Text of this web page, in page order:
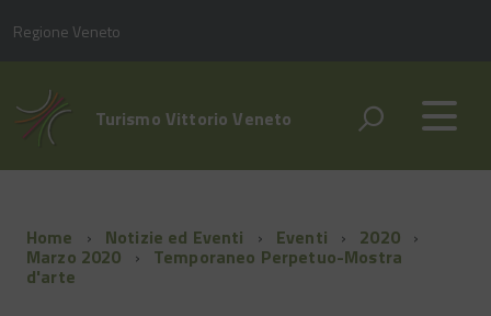
Regione Veneto
Turismo Vittorio Veneto
Home Notizie ed Eventi Eventi 2020
Marzo 2020 Temporaneo Perpetuo-Mostra
d'arte